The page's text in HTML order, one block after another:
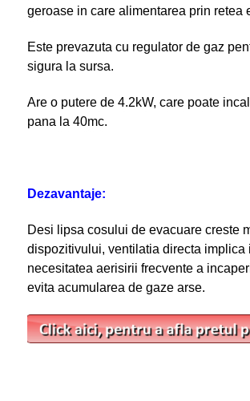
geroase in care alimentarea prin retea
Este prevazuta cu regulator de gaz
sigura la sursa.
Are o putere de 4.2kW, care poate
pana la 40mc.
Dezavantaje:
Desi lipsa cosului de evacuare creste
dispozitivului, ventilatia directa implica
necesitatea aerisirii frecvente a
evita acumularea de gaze arse.